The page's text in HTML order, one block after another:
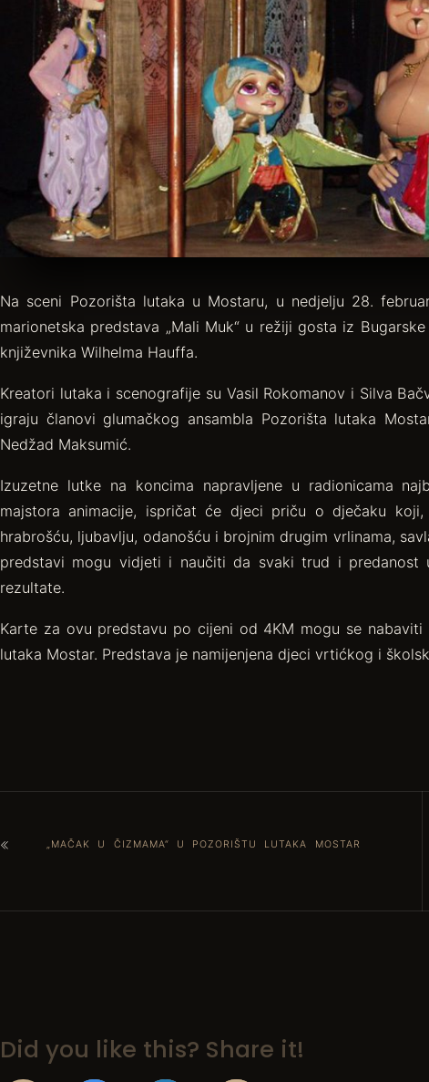
Na sceni Pozorišta lutaka u Mostaru, u nedjelju 28.
marionetska predstava „Mali Muk“ u režiji gosta iz
književnika Wilhelma Hauffa.
Kreatori lutaka i scenografije su Vasil Rokomanov i Silva
igraju članovi glumačkog ansambla Pozorišta lutaka
Nedžad Maksumić.
Izuzetne lutke na koncima napravljene u radionicama
majstora animacije, ispričat će djeci priču o dječaku
hrabrošću, ljubavlju, odanošću i brojnim drugim vrlinama,
predstavi mogu vidjeti i naučiti da svaki trud i predanost
rezultate.
Karte za ovu predstavu po cijeni od 4KM mogu se
lutaka Mostar. Predstava je namijenjena djeci vrtićkog i
„MAČAK U ČIZMAMA“ U POZORIŠTU LUTAKA MOSTAR
Did you like this? Share it!